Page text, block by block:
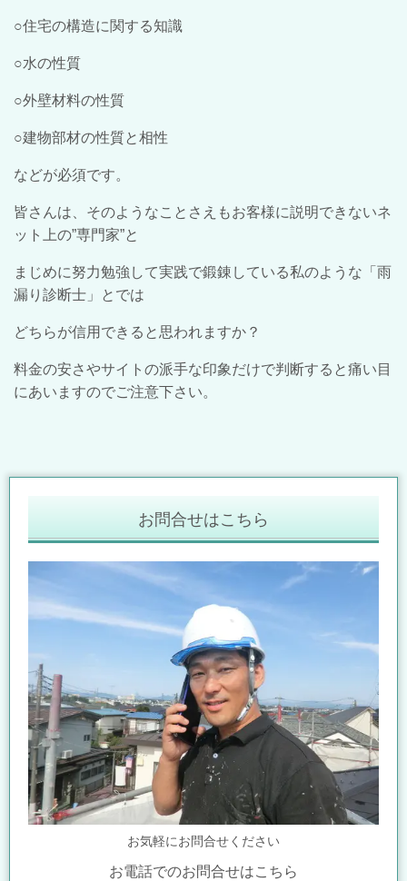
○住宅の構造に関する知識
○水の性質
○外壁材料の性質
○建物部材の性質と相性
などが必須です。
皆さんは、そのようなことさえもお客様に説明できないネ
ット上の”専門家”と
まじめに努力勉強して実践で鍛錬している私のような「雨
漏り診断士」とでは
どちらが信用できると思われますか？
料金の安さやサイトの派手な印象だけで判断すると痛い目
にあいますのでご注意下さい。
お問合せはこちら
お気軽にお問合せください
お電話でのお問合せはこちら